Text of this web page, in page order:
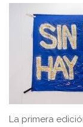
La primera